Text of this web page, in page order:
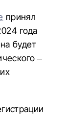
принял
года
будет
–